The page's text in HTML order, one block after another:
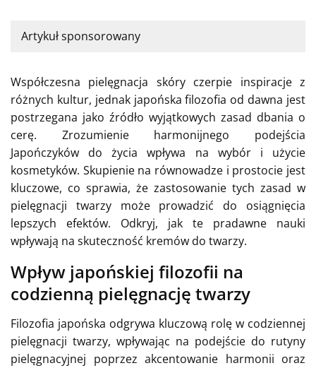
Artykuł sponsorowany
Współczesna pielęgnacja skóry czerpie inspiracje z
różnych kultur, jednak japońska filozofia od dawna jest
postrzegana jako źródło wyjątkowych zasad dbania o
cerę. Zrozumienie harmonijnego podejścia
Japończyków do życia wpływa na wybór i użycie
kosmetyków. Skupienie na równowadze i prostocie jest
kluczowe, co sprawia, że zastosowanie tych zasad w
pielęgnacji twarzy może prowadzić do osiągnięcia
lepszych efektów. Odkryj, jak te pradawne nauki
wpływają na skuteczność kremów do twarzy.
Wpływ japońskiej filozofii na
codzienną pielęgnację twarzy
Filozofia japońska odgrywa kluczową rolę w codziennej
pielęgnacji twarzy, wpływając na podejście do rutyny
pielęgnacyjnej poprzez akcentowanie harmonii oraz